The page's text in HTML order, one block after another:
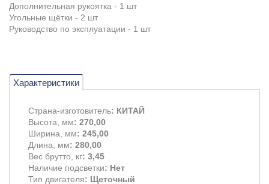
Дополнительная рукоятка - 1 шт
Угольные щётки - 2 шт
Руководство по эксплуатации - 1 шт
Характеристики
Страна-изготовитель: КИТАЙ
Высота, мм: 270,00
Ширина, мм: 245,00
Длина, мм: 280,00
Вес брутто, кг: 3,45
Наличие подсветки: Нет
Тип двигателя: Щеточный